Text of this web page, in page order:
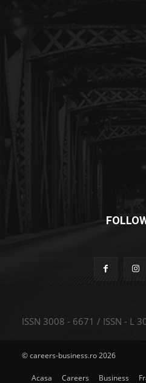
ISSN 3008 - 6671 / ISSN - L
© careers-business.ro 2026
Acasa Careers Business